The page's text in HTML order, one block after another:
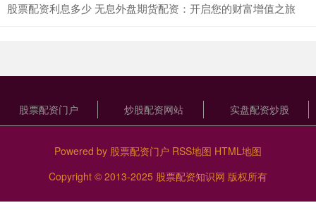
股票配资利息多少 无息外盘期货配资：开启您的财富增值之旅
股票配资门户 炒股配资网站 实盘配资炒股
Powered by 股票配资门户 RSS地图 HTML地图
Copyright © 2013-2025 股票配资知识网 版权所有